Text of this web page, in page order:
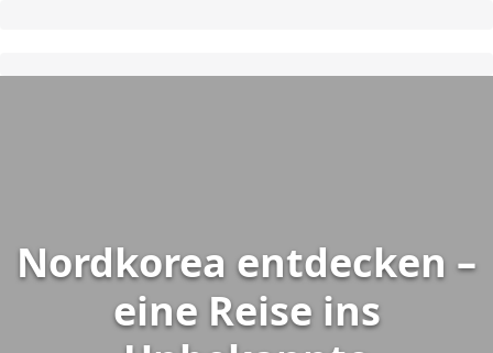
Nordkorea entdecken –
eine Reise ins